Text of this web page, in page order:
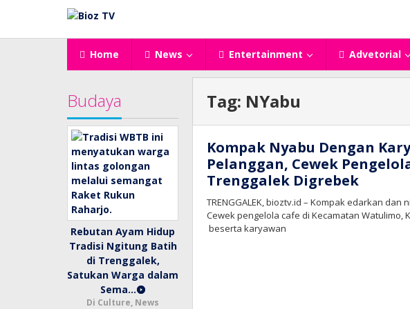
konten
Home News Entertainment Advetorial
Budaya
Rebutan Ayam Hidup
Tradisi Ngitung Batih
di Trenggalek,
Satukan Warga dalam
Sema…
Di Culture, News
Tag: NYabu
Kompak Nyabu Dengan
Pelanggan, Cewek
Trenggalek Digrebek
TRENGGALEK, bioztv.id – Kompak edarkan
Cewek pengelola cafe di Kecamatan Watulimo,
beserta karyawan